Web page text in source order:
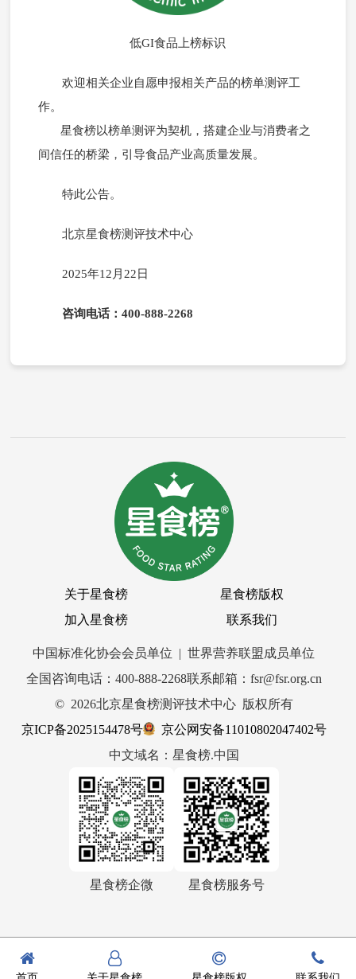
低GI食品上榜标识
欢迎相关企业自愿申报相关产品的榜单测评工
作。
星食榜以榜单测评为契机，搭建企业与消费者之
间信任的桥梁，引导食品产业高质量发展。
特此公告。
北京星食榜测评技术中心
2025年12月22日
咨询电话：400-888-2268
关于星食榜
星食榜版权
加入星食榜
联系我们
中国标准化协会会员单位 | 世界营养联盟成员单位
全国咨询电话：400-888-2268联系邮箱：fsr@fsr.org.cn
© 2026北京星食榜测评技术中心 版权所有
京ICP备2025154478号
京公网安备11010802047402号
中文域名：星食榜.中国
星食榜企微 星食榜服务号